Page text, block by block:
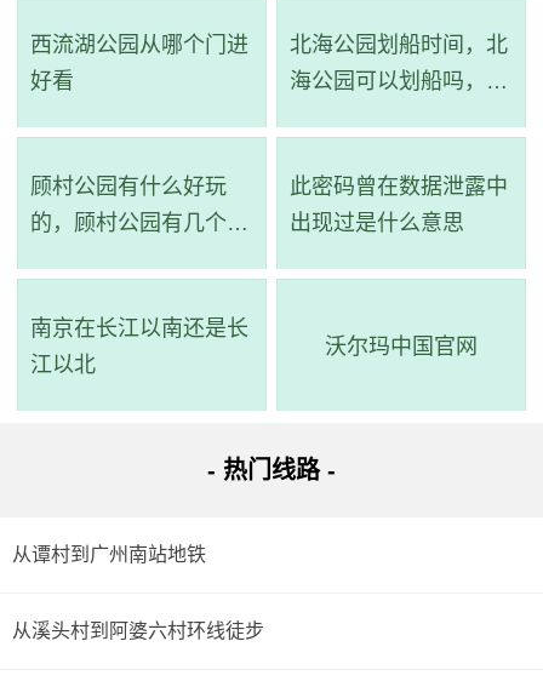
路线五：全程4公里，耗时37分钟，无需换乘。
路线简介：起点 ->步行->521路班车（康王南路站 至 凤
凰新村(宝业路口)站）->步行 -> 到达。
详细路线：从起点到步行940米；康王南路站乘521路班
车(石溪总站方向)经过4站到凤凰新村(宝业路口)站；步行336
米到达目的地。
西流湖公园从哪个门进
好看
北海公园划船时间，北
海公园可以划船吗，北
顾村公园有什么好玩
的，顾村公园有几个景
此密码曾在数据泄露中
出现过是什么意思
南京在长江以南还是长
江以北
沃尔玛中国官网
- 热门线路 -
从谭村到广州南站地铁
从溪头村到阿婆六村环线徒步